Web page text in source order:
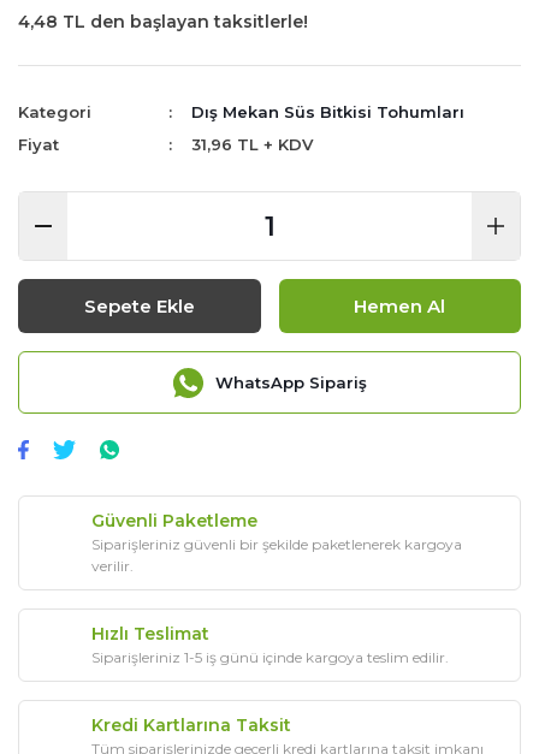
4,48 TL den başlayan taksitlerle!
Kategori
Dış Mekan Süs Bitkisi Tohumları
Fiyat
31,96 TL + KDV
Sepete Ekle Hemen Al
WhatsApp Sipariş
Güvenli Paketleme
Siparişleriniz güvenli bir şekilde paketlenerek kargoya
verilir.
Hızlı Teslimat
Siparişleriniz 1-5 iş günü içinde kargoya teslim edilir.
Kredi Kartlarına Taksit
Tüm siparişlerinizde geçerli kredi kartlarına taksit imkanı